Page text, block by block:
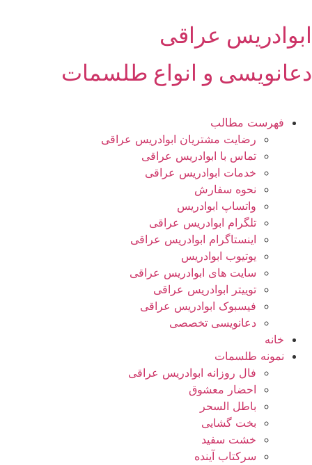
به
محتوا
ابوادریس عراقی
دعانویسی و انواع طلسمات
فهرست مطالب
رضایت مشتریان ابوادریس عراقی
تماس با ابوادریس عراقی
خدمات ابوادریس عراقی
نحوه سفارش
واتساپ ابوادریس
تلگرام ابوادریس عراقی
اینستاگرام ابوادریس عراقی
یوتیوب ابوادریس
سایت های ابوادریس عراقی
توییتر ابوادریس عراقی
فیسبوک ابوادریس عراقی
دعانویسی تخصصی
خانه
نمونه طلسمات
فال روزانه ابوادریس عراقی
احضار معشوق
باطل السحر
بخت گشایی
خشت سفید
سرکتاب آینده